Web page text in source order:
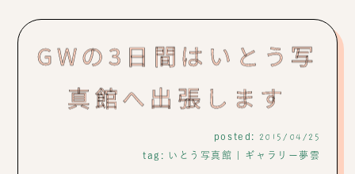
GWの3日間はいとう写
真館へ出張します
posted: 2015/04/25
tag: いとう写真館 ギャラリー夢雲